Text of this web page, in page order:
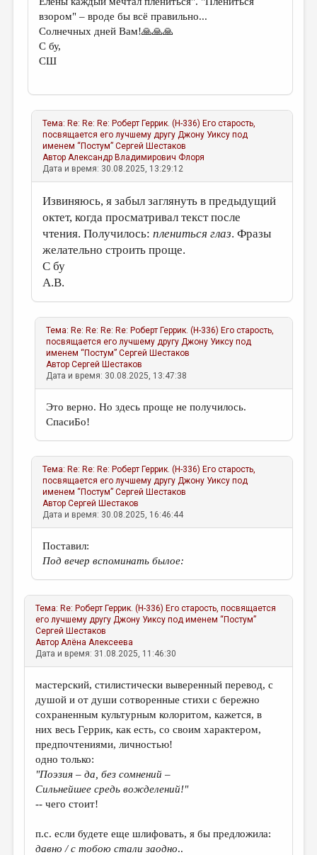
взором" – вроде бы всё правильно...
Солнечных дней Вам!🙏🙏🙏
С бу,
СШ
Тема: Re: Re: Re: Роберт Геррик. (Н-336) Его старость,
посвящается его лучшему другу Джону Уиксу под
именем “Постум” Сергей Шестаков
АвторАлександр Владимирович Флоря
Дата и время: 30.08.2025, 13:29:12
Извиняюсь, я забыл заглянуть в предыдущий
октет, когда просматривал текст после
чтения. Получилось:плениться глаз. Фразы
желательно строить проще.
С бу
А.В.
Тема: Re: Re: Re: Re: Роберт Геррик. (Н-336) Его старость,
посвящается его лучшему другу Джону Уиксу под
именем “Постум” Сергей Шестаков
АвторСергей Шестаков
Дата и время: 30.08.2025, 13:47:38
Это верно. Но здесь проще не получилось.
СпасиБо!
Тема: Re: Re: Re: Роберт Геррик. (Н-336) Его старость,
посвящается его лучшему другу Джону Уиксу под
именем “Постум” Сергей Шестаков
АвторСергей Шестаков
Дата и время: 30.08.2025, 16:46:44
Поставил:
Под вечер вспоминать былое:
Тема: Re: Роберт Геррик. (Н-336) Его старость, посвящается
его лучшему другу Джону Уиксу под именем “Постум”
Сергей Шестаков
АвторАлёна Алексеева
Дата и время: 31.08.2025, 11:46:30
мастерский, стилистически выверенный перевод, с
душой и от души сотворенные стихи с бережно
сохраненным культурным колоритом, кажется, в
них весь Геррик, как есть, со своим характером,
предпочтениями, личностью!
одно только:
"Поэзия – да, без сомнений –
Сильнейшее средь вожделений!"
-- чего стоит!
п.с. если будете еще шлифовать, я бы предложила:
давно / с тобою стали заодно..